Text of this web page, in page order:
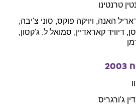
טרנטינו
האנה, ויויקה פוקס, סוני צ'יבה,
, דיוויד קאראדיין, סמואל ל. ג'קסון,
2003
וו
דין ג'ורגריס